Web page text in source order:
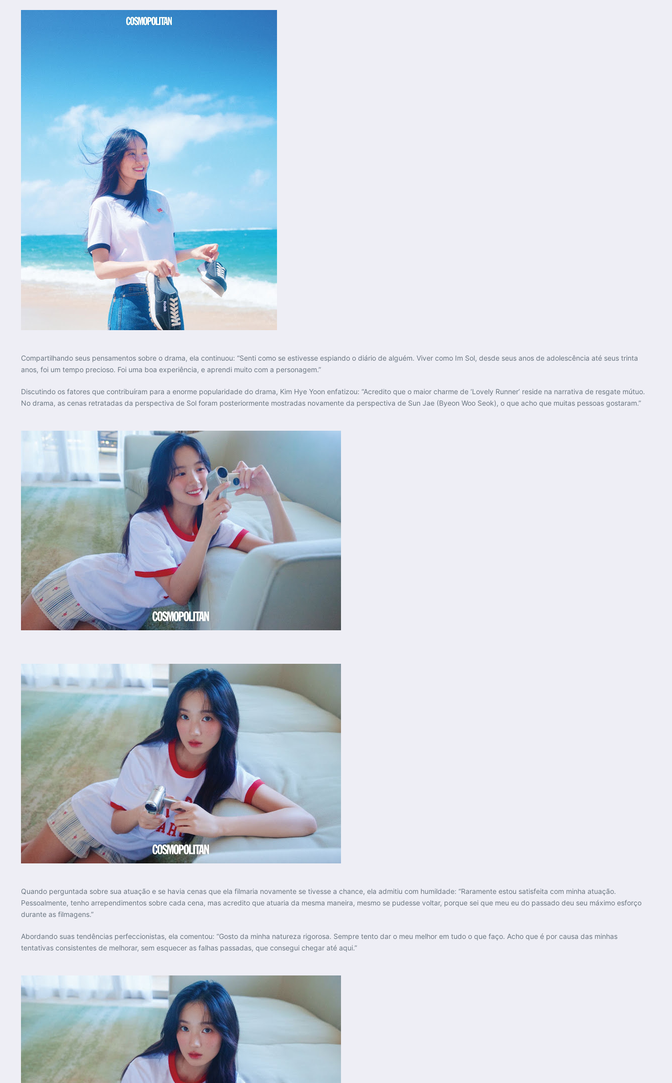
Compartilhando seus pensamentos sobre o drama, ela continuou: “Senti como se estivesse espiando o diário de alguém. Viver como Im Sol, desde seus anos de adolescência até seus trinta
anos, foi um tempo precioso. Foi uma boa experiência, e aprendi muito com a personagem.”
Discutindo os fatores que contribuíram para a enorme popularidade do drama, Kim Hye Yoon enfatizou: “Acredito que o maior charme de ‘Lovely Runner’ reside na narrativa de resgate mútuo.
No drama, as cenas retratadas da perspectiva de Sol foram posteriormente mostradas novamente da perspectiva de Sun Jae (Byeon Woo Seok), o que acho que muitas pessoas gostaram.”
Quando perguntada sobre sua atuação e se havia cenas que ela filmaria novamente se tivesse a chance, ela admitiu com humildade: “Raramente estou satisfeita com minha atuação.
Pessoalmente, tenho arrependimentos sobre cada cena, mas acredito que atuaria da mesma maneira, mesmo se pudesse voltar, porque sei que meu eu do passado deu seu máximo esforço
durante as filmagens.”
Abordando suas tendências perfeccionistas, ela comentou: “Gosto da minha natureza rigorosa. Sempre tento dar o meu melhor em tudo o que faço. Acho que é por causa das minhas
tentativas consistentes de melhorar, sem esquecer as falhas passadas, que consegui chegar até aqui.”